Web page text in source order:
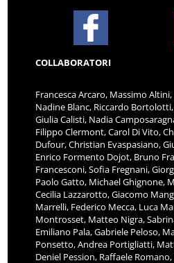
COLLABORATORI
Francesca Arcaro, Massimo
Nadine Blanc, Riccardo
Giulia Calisti, Nadia
Filippo Clermont, Carol Di Vito,
Dufour, Christian Evaspasiano,
Enrico Formento Dojot, Bruno
Francesconi, Sofia Fregnani,
Paolo Gatto, Michael Ghignone,
Cecilia Lazzarotto, Giacomo
Marrelli, Federico Mecca, Luca
Montrosset, Matteo Nigra,
Emiliano Pala, Gabriele Peloso,
Ponsetto, Andrea Portigliatti,
Deniel Pession, Raffaele